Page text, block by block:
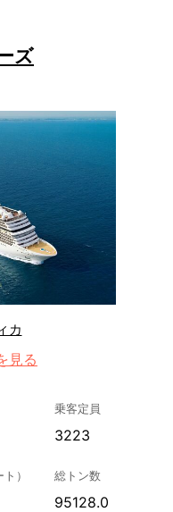
ズ
カ
見る
乗客定員
3223
） 総トン数
95128.0